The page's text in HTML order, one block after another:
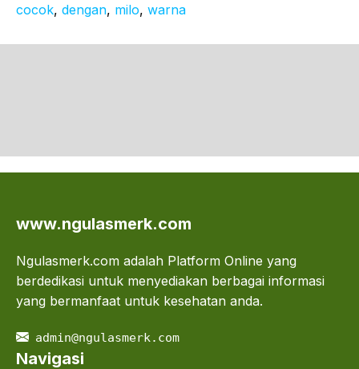
cocok, dengan, milo, warna
www.ngulasmerk.com
Ngulasmerk.com adalah Platform Online yang
berdedikasi untuk menyediakan berbagai informasi
yang bermanfaat untuk kesehatan anda.
admin@ngulasmerk.com
Navigasi